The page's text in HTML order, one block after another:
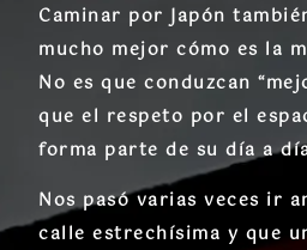
Caminar por Japón
mucho mejor cómo es la
No es que conduzcan
que el respeto por el
forma parte de su día a
Nos pasó varias veces ir
calle estrechísima y que